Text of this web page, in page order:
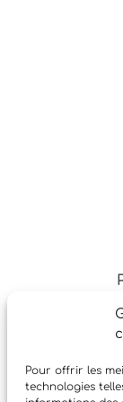
Pour offrir les
technologies